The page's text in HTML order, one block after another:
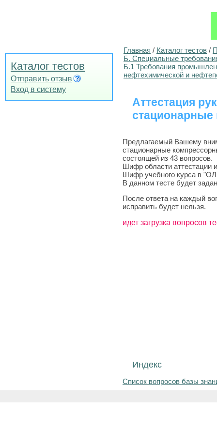
Каталог тестов
Отправить отзыв
Вход в систему
Главная / Каталог тестов /
Б. Специальные
Б.1 Требования
нефтехимической и
Аттестация
стационарные
Предлагаемый Вашему
стационарные
состоящей из 43 вопросов.
Шифр области аттестации
Шифр учебного курса в
В данном тесте будет
После ответа на каждый
исправить будет нельзя.
идет загрузка вопросов
Индекс
Список вопросов базы